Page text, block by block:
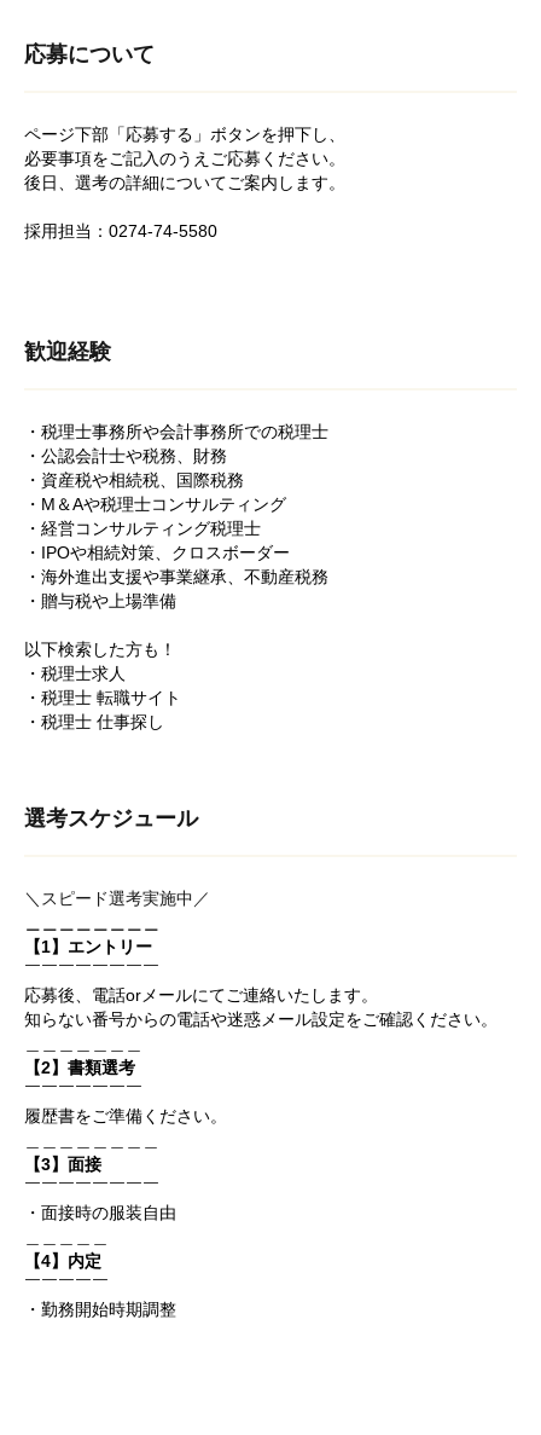
応募について
ページ下部「応募する」ボタンを押下し、
必要事項をご記入のうえご応募ください。
後日、選考の詳細についてご案内します。
採用担当：0274-74-5580
歓迎経験
・税理士事務所や会計事務所での税理士
・公認会計士や税務、財務
・資産税や相続税、国際税務
・M＆Aや税理士コンサルティング
・経営コンサルティング税理士
・IPOや相続対策、クロスボーダー
・海外進出支援や事業継承、不動産税務
・贈与税や上場準備
以下検索した方も！
・税理士求人
・税理士 転職サイト
・税理士 仕事探し
選考スケジュール
＼スピード選考実施中／
【1】エントリー
￣￣￣￣￣￣￣￣
応募後、電話orメールにてご連絡いたします。
知らない番号からの電話や迷惑メール設定をご確認ください。
【2】書類選考
￣￣￣￣￣￣￣
履歴書をご準備ください。
【3】面接
￣￣￣￣￣￣￣￣
・面接時の服装自由
【4】内定
￣￣￣￣￣
・勤務開始時期調整